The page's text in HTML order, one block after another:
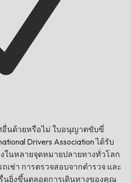
อื่นด้วยหรือไม่ ใบอนุญาตขับขี่
Drivers Association ได้รับ
ในหลายจุดหมายปลายทางทั่วโลก
เช่า การตรวจสอบจากตำรวจ และ
นยิ่งขึ้นตลอดการเดินทางของคุณ